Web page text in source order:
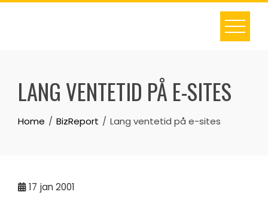
Skip
LANG VENTETID PÅ E-SITES
Home BizReport Lang ventetid på e-sites
17 jan 2001